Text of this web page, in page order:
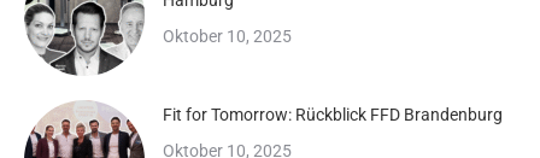
Oktober 10, 2025
Fit for Tomorrow: Rückblick FFD Brandenburg
Oktober 10, 2025